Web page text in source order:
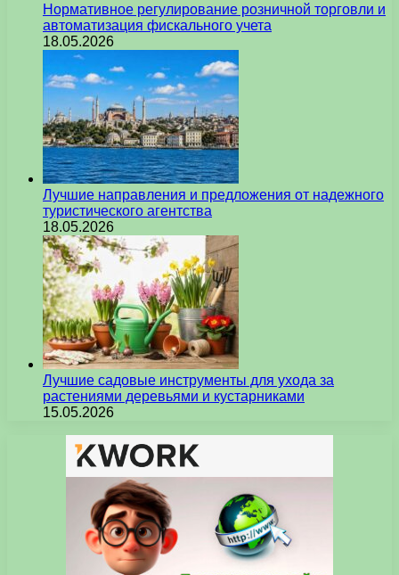
Нормативное регулирование розничной торговли и
автоматизация фискального учета
18.05.2026
Лучшие направления и предложения от надежного
туристического агентства
18.05.2026
Лучшие садовые инструменты для ухода за
растениями деревьями и кустарниками
15.05.2026